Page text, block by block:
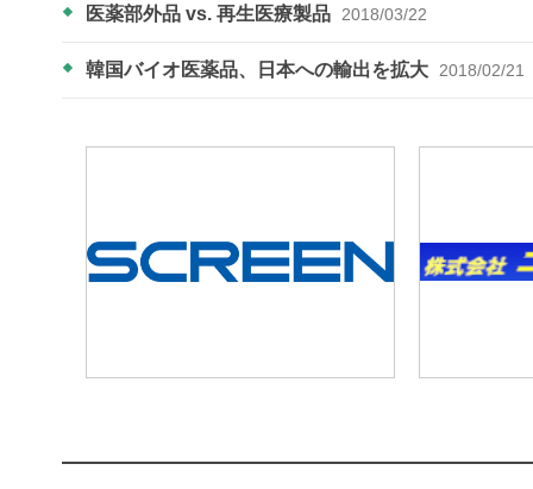
医薬部外品 vs. 再生医療製品 2018/03/22
韓国バイオ医薬品、日本への輸出を拡大 2018/02/21